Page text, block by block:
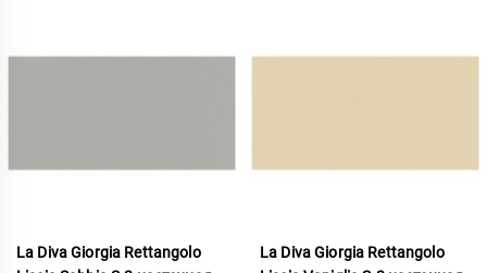
La Diva Giorgia Rettangolo
La Diva Giorgia Rettangolo